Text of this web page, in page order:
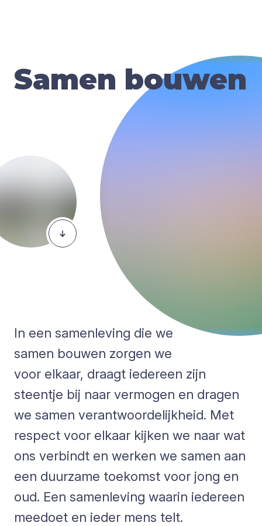
Samen bouwen
In een samenleving die we
samen bouwen zorgen we
voor elkaar, draagt iedereen zijn
steentje bij naar vermogen en dragen
we samen verantwoordelijkheid. Met
respect voor elkaar kijken we naar wat
ons verbindt en werken we samen aan
een duurzame toekomst voor jong en
oud. Een samenleving waarin iedereen
meedoet en ieder mens telt.